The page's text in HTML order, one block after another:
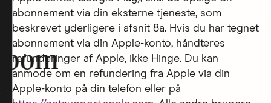
abonnement via din eksterne tjeneste, som
beskrevet yderligere i afsnit 8a. Hvis du har tegnet
abonnement via din Apple-konto, håndteres
refunderinger af Apple, ikke Hinge. Du kan
anmode om en refundering fra Apple via din
Apple-konto på din telefon eller på